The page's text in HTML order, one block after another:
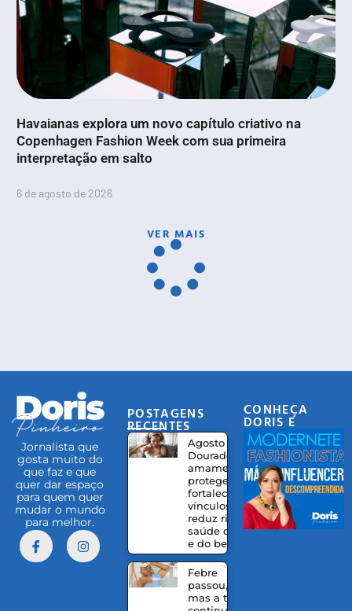
Havaianas explora um novo capítulo criativo na
Copenhagen Fashion Week com sua primeira
interpretação em salto
6 de agosto de 2026
VER MAIS
Jornalista que
gosta muito do
que faz e que
quer dar espaço
para quem quer
mudar o mundo
para melhor.
POSTAGENS
RECENTES
Agosto
Dourado:
amamentação
protege,
fortalece
vínculos e
reduz riscos à
saúde da mãe
e do bebê
Febre
passou,
mas a tosse
CONHEÇA
DORIS E
EQUIPE